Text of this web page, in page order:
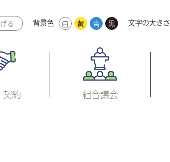
る 背景色 白 黄 青 黒 文字の大きさ
契約 組合議会